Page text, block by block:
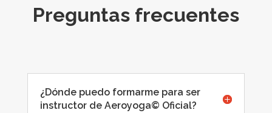
Preguntas frecuentes
¿Dónde puedo formarme para ser
instructor de Aeroyoga© Oficial?